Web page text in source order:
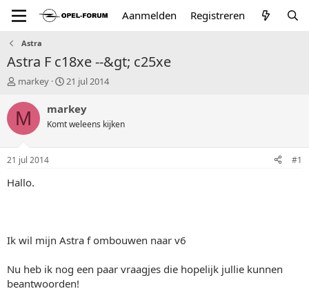
Aanmelden Registreren
Astra
Astra F c18xe --&gt; c25xe
T
p
i
t
a
r
markey
S
a
t
21 jul 2014
M markey
Komt weleens kijken
21 jul 2014 #1
Hallo.
Ik wil mijn Astra f ombouwen naar v6
Nu heb ik nog een paar vraagjes die hopelijk jullie kunnen
beantwoorden!